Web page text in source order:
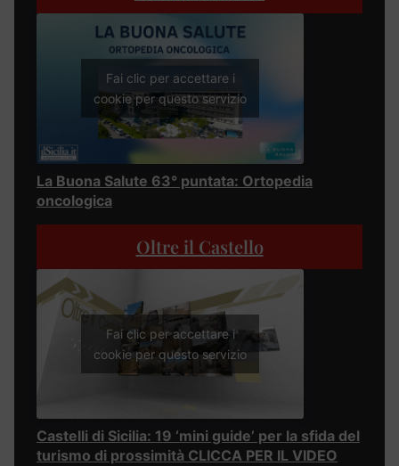
Fai clic per accettare i
cookie per questo servizio
La Buona Salute 63° puntata: Ortopedia
oncologica
Oltre il Castello
Fai clic per accettare i
cookie per questo servizio
Castelli di Sicilia: 19 ‘mini guide’ per la sfida del
turismo di prossimità CLICCA PER IL VIDEO